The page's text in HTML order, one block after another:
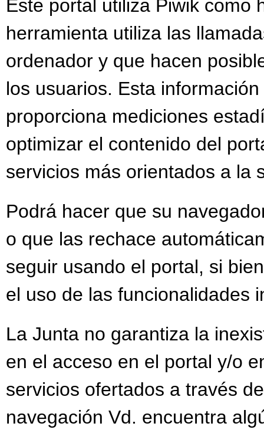
Este portal utiliza Piwik como
herramienta utiliza las
ordenador y que hacen
los usuarios. Esta
proporciona mediciones
optimizar el contenido del
servicios más orientados a la
Podrá hacer que su
o que las rechace
seguir usando el portal, si
el uso de las funcionalidades
La Junta no garantiza la
en el acceso en el portal y/o
servicios ofertados a través
navegación Vd. encuentra